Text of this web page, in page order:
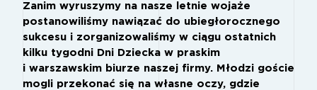
Zanim wyruszymy na nasze letnie wojaże
postanowiliśmy nawiązać do ubiegłorocznego
sukcesu i zorganizowaliśmy w ciągu ostatnich
kilku tygodni Dni Dziecka w praskim
i warszawskim biurze naszej firmy. Młodzi goście
mogli przekonać się na własne oczy, gdzie